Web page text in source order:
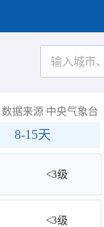
数据来源 中央气象台
8-15天
<3级
<3级